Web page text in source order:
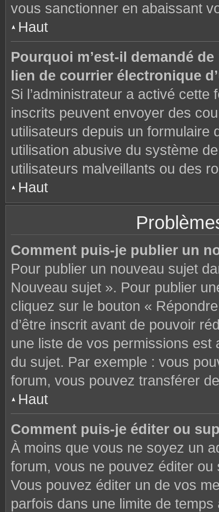
vous sanctionner en abaissant
Haut
Pourquoi m’est-il demandé
lien de courrier électronique
Si l’administrateur a activé
inscrits peuvent envoyer des
utilisateurs depuis un formulaire
utilisation abusive du système
utilisateurs malveillants ou des
Haut
Comment puis-je publier un
Pour publier un nouveau sujet
Nouveau sujet ». Pour publier
cliquez sur le bouton «
d’être inscrit avant de pouvoir
une liste de vos permissions est
du sujet. Par exemple : vous
forum, vous pouvez transférer
Haut
Comment puis-je éditer ou
À moins que vous ne soyez un
forum, vous ne pouvez éditer
Vous pouvez éditer un de vos
parfois dans une limite de